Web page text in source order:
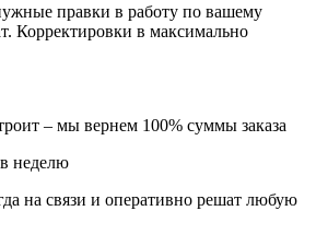
правки в работу по вашему
Корректировки в максимально
– мы вернем 100% суммы заказа
неделю
на связи и оперативно решат любую